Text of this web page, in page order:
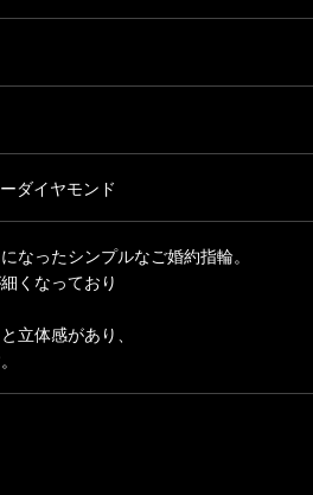
ダイヤモンド
なったシンプルなご婚約指輪。
くなっており
立体感があり、